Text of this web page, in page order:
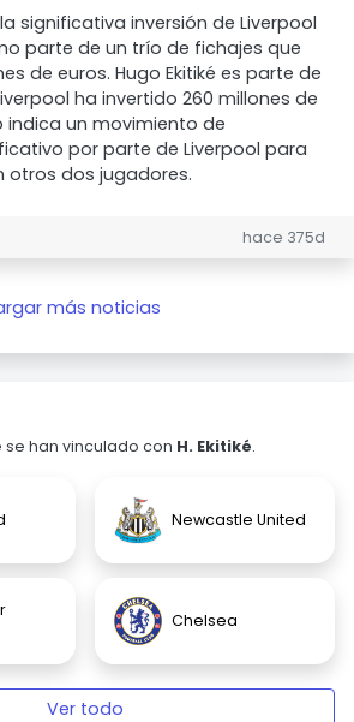
significativa inversión de Liverpool
parte de un trío de fichajes que
de euros. Hugo Ekitiké es parte de
ha invertido 260 millones de
indica un movimiento de
por parte de Liverpool para
otros dos jugadores.
hace 375d
más noticias
han vinculado con H. Ekitiké.
Newcastle United
Chelsea
Ver todo